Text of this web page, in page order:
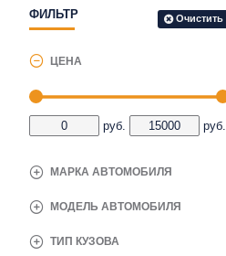
ФИЛЬТР Очистить
ЦЕНА
руб. руб.
МАРКА АВТОМОБИЛЯ
МОДЕЛЬ АВТОМОБИЛЯ
ТИП КУЗОВА